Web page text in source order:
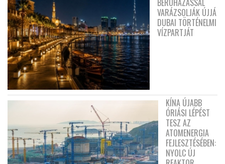
VARÁZSOLJÁK ÚJJÁ
DUBAI TÖRTÉNELMI
VÍZPARTJÁT
KÍNA ÚJABB
ÓRIÁSI LÉPÉST
TESZ AZ
ATOMENERGIA
FEJLESZTÉSÉBEN:
NYOLC ÚJ